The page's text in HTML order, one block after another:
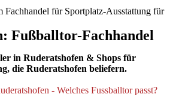
Fachhandel für Sportplatz-Ausstattung für
Fußballtor-Fachhandel
in Ruderatshofen & Shops für
die Ruderatshofen beliefern.